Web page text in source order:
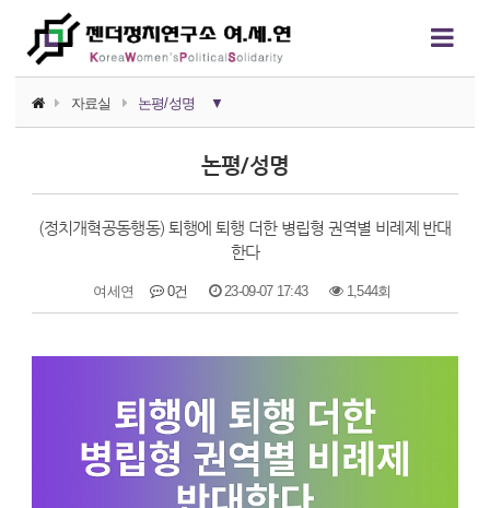
자료실 논평/성명 ▼
논평/성명
언론보도
연구자료
정치에서의 여성폭력
영상자료
논평/성명
(정치개혁공동행동) 퇴행에 퇴행 더한 병립형 권역별 비례제 반대
한다
여세연 0건 23-09-07 17:43 1,544회